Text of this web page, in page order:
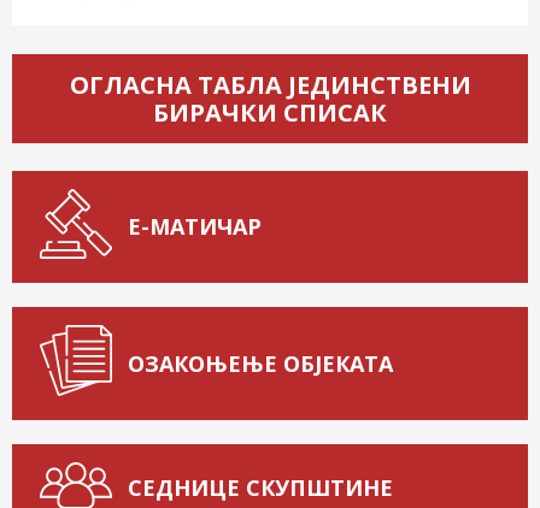
ОГЛАСНА ТАБЛА ЈЕДИНСТВЕНИ
БИРАЧКИ СПИСАК
Е-МАТИЧАР
ОЗАКОЊЕЊЕ ОБЈЕКАТА
СЕДНИЦЕ СКУПШТИНЕ